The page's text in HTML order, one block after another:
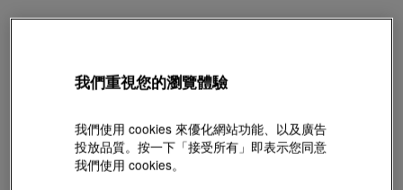
我們重視您的瀏覽體驗
我們使用 cookies 來優化網站功能、以及廣告
投放品質。按一下「接受所有」即表示您同意
我們使用 cookies。